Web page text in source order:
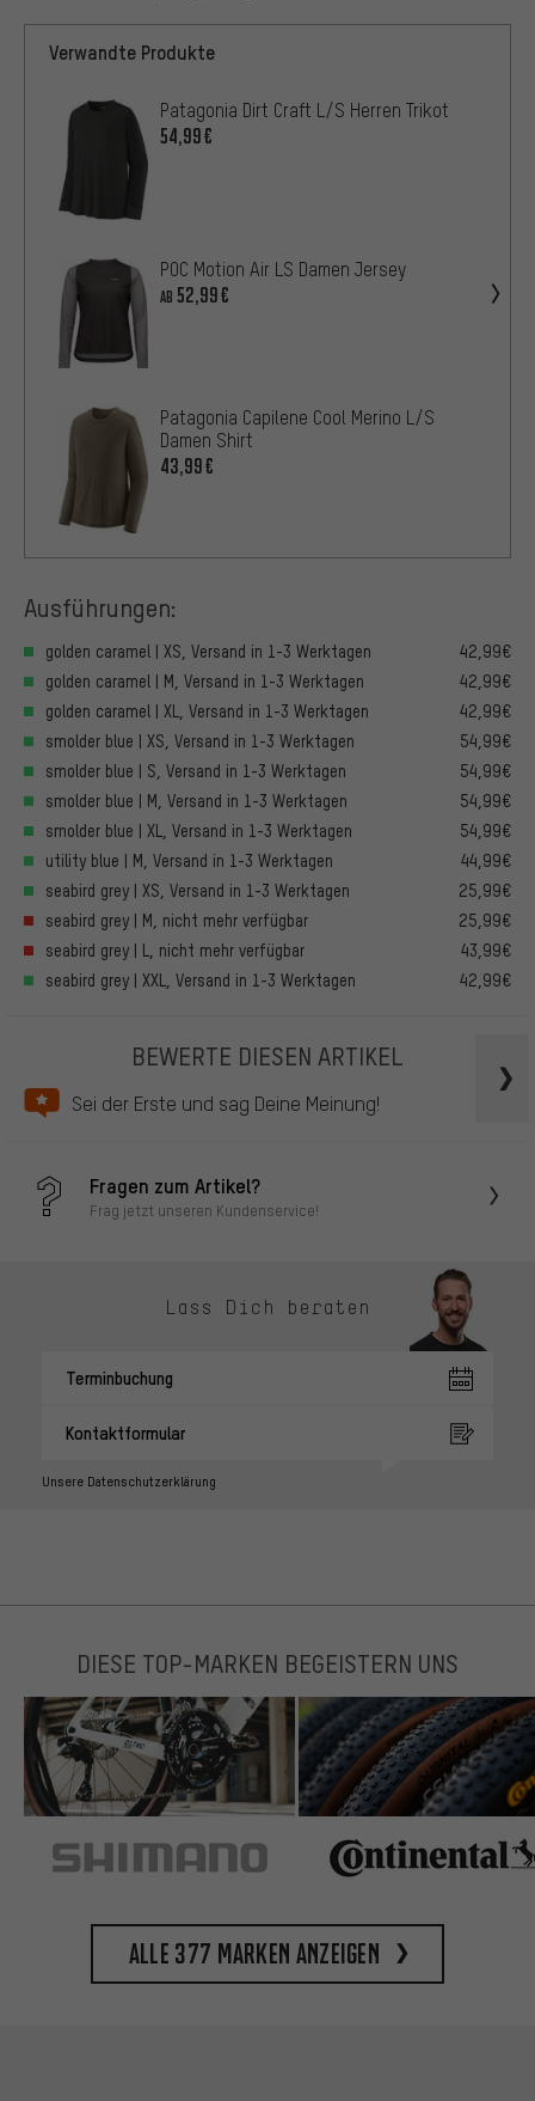
Verwandte Produkte
Patagonia Dirt Craft L/S Herren Trikot
54,99€
POC Motion Air LS Damen Jersey
AB 52,99€
Patagonia Capilene Cool Merino L/S
Damen Shirt
43,99€
Ausführungen:
golden caramel | XS, Versand in 1-3 Werktagen
42,99€
golden caramel | M, Versand in 1-3 Werktagen
42,99€
golden caramel | XL, Versand in 1-3 Werktagen
42,99€
smolder blue | XS, Versand in 1-3 Werktagen
54,99€
smolder blue | S, Versand in 1-3 Werktagen
54,99€
smolder blue | M, Versand in 1-3 Werktagen
54,99€
smolder blue | XL, Versand in 1-3 Werktagen
54,99€
utility blue | M, Versand in 1-3 Werktagen
44,99€
seabird grey | XS, Versand in 1-3 Werktagen
25,99€
seabird grey | M, nicht mehr verfügbar
25,99€
seabird grey | L, nicht mehr verfügbar
43,99€
seabird grey | XXL, Versand in 1-3 Werktagen
42,99€
BEWERTE DIESEN ARTIKEL
Sei der Erste und sag Deine Meinung!
Fragen zum Artikel?
Frag jetzt unseren Kundenservice!
Lass Dich beraten
Terminbuchung
Kontaktformular
Unsere Datenschutzerklärung
DIESE TOP-MARKEN BEGEISTERN UNS
Alle 377 Marken anzeigen